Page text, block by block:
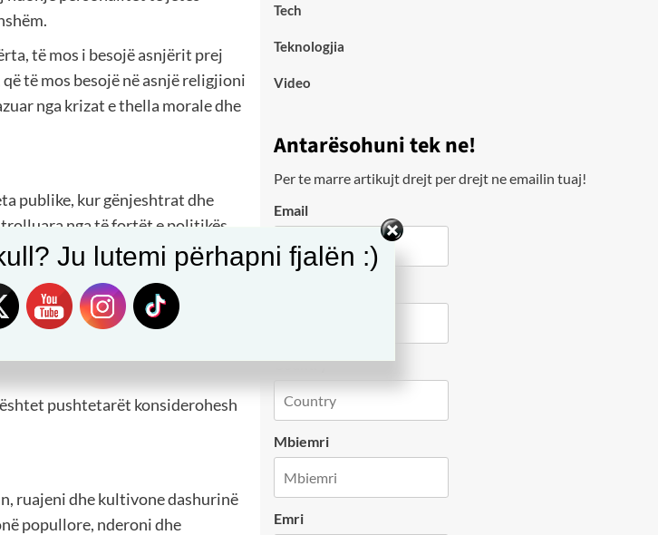
të mos i besojë asnjërit prej
të mos besojë në asnjë religjioni
nga krizat e thella morale dhe
publike, kur gënjeshtrat dhe
nga të fortët e politikës.
një krahu të caktuar politik.
përveq fjalëve fyese, edhe të
njerëzit që flisnin
pushtetarët konsiderohesh
ruajeni dhe kultivone dashurinë
popullore, nderoni dhe
Tech
Teknologjia
Video
Antarësohuni tek ne!
Per te marre artikujt drejt per drejt ne emailin tuaj!
Email
Country
Mbiemri
Emri
Ju lutemi përhapni fjalën :)